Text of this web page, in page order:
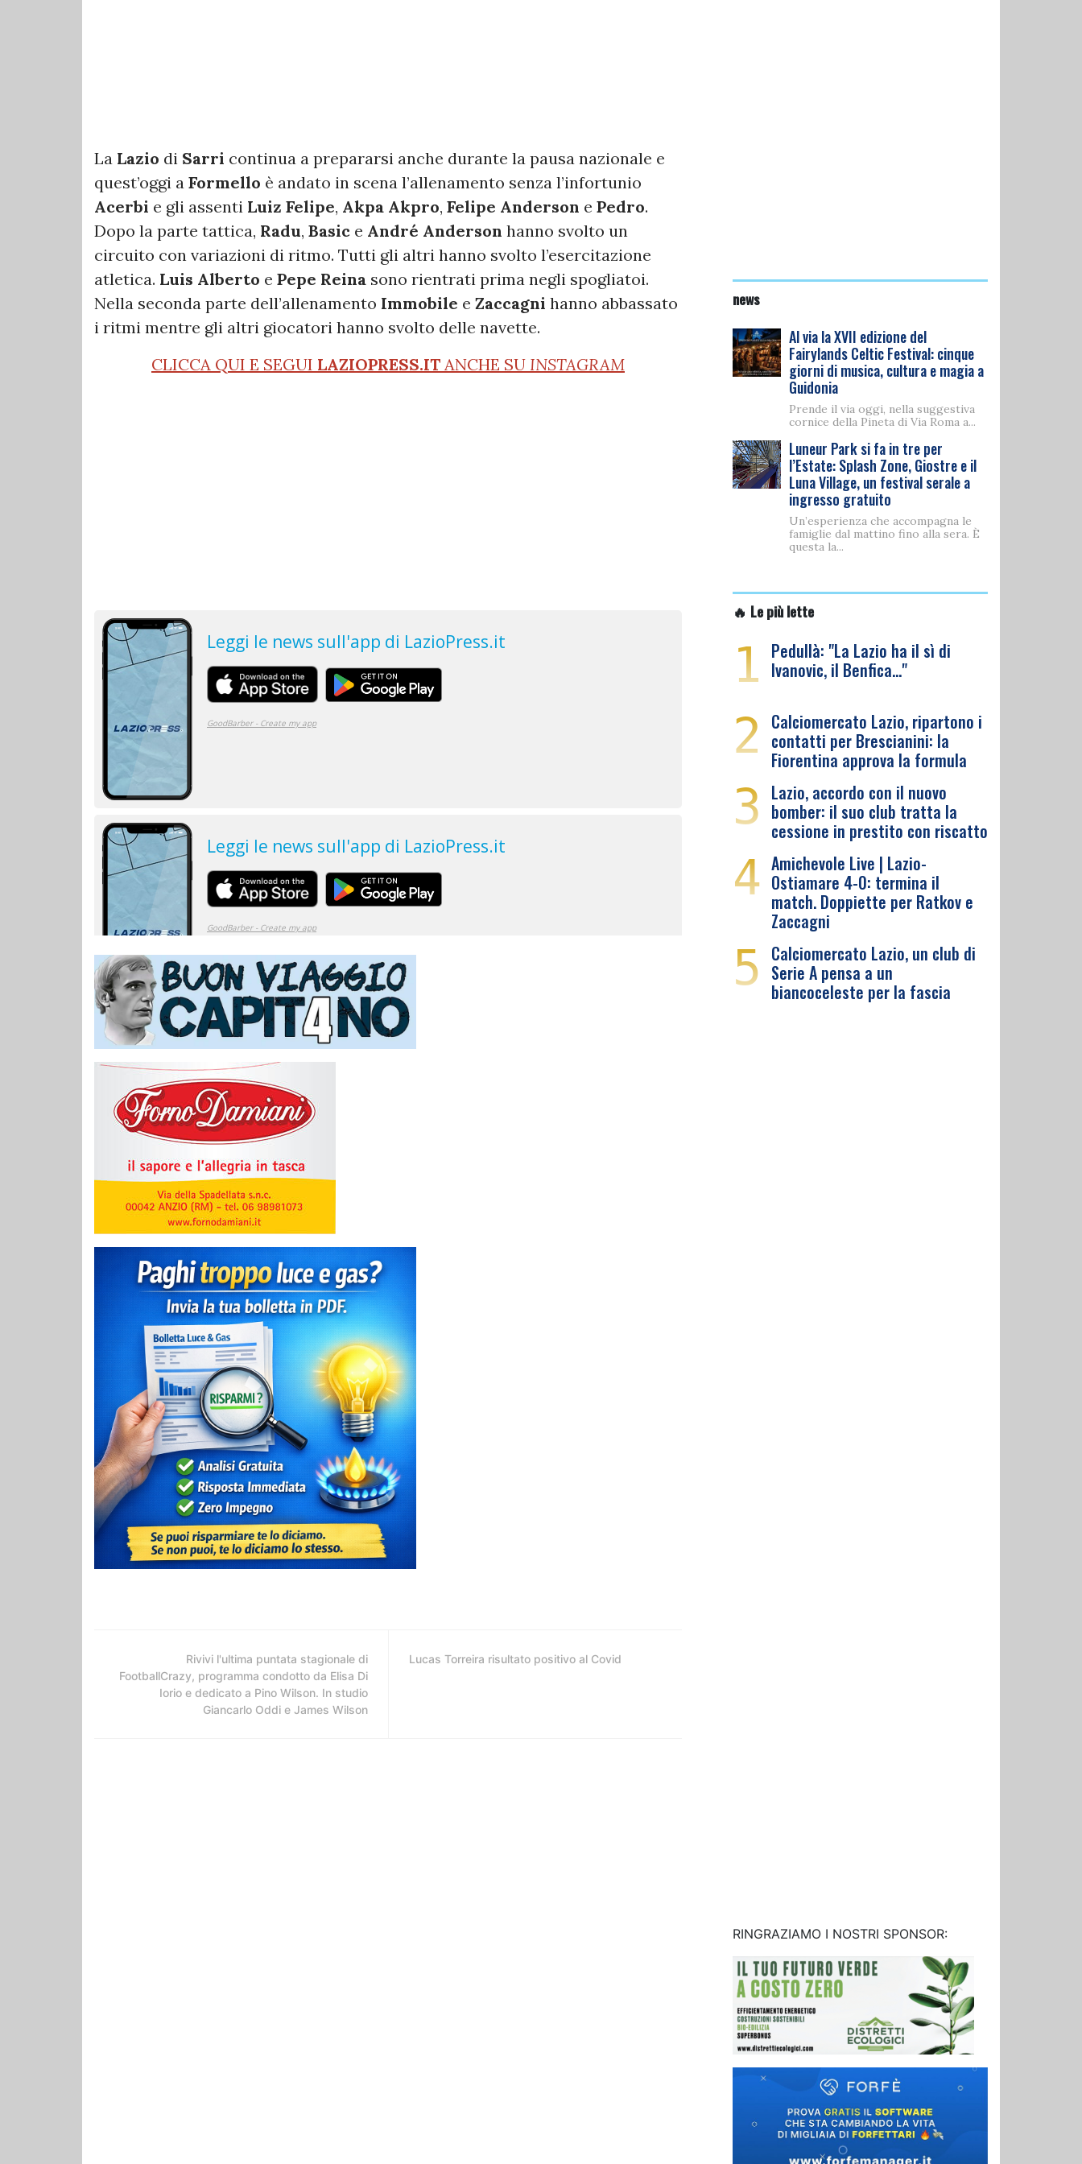
La Lazio di Sarri continua a prepararsi anche durante la pausa nazionale e
quest’oggi a Formello è andato in scena l’allenamento senza l’infortunio
Acerbi e gli assenti Luiz Felipe, Akpa Akpro, Felipe Anderson e Pedro.
Dopo la parte tattica, Radu, Basic e André Anderson hanno svolto un
circuito con variazioni di ritmo. Tutti gli altri hanno svolto l’esercitazione
atletica. Luis Alberto e Pepe Reina sono rientrati prima negli spogliatoi.
Nella seconda parte dell’allenamento Immobile e Zaccagni hanno abbassato
i ritmi mentre gli altri giocatori hanno svolto delle navette.
CLICCA QUI E SEGUI LAZIOPRESS.IT ANCHE SU INSTAGRAM
Rivivi l'ultima puntata stagionale di
FootballCrazy, programma condotto da Elisa Di
Iorio e dedicato a Pino Wilson. In studio
Giancarlo Oddi e James Wilson
Lucas Torreira risultato positivo al Covid
news
Al via la XVII edizione del
Fairylands Celtic Festival: cinque
giorni di musica, cultura e magia a
Guidonia
Prende il via oggi, nella suggestiva
cornice della Pineta di Via Roma a...
Luneur Park si fa in tre per
l’Estate: Splash Zone, Giostre e il
Luna Village, un festival serale a
ingresso gratuito
Un’esperienza che accompagna le
famiglie dal mattino fino alla sera. È
questa la...
🔥 Le più lette
1 Pedullà: "La Lazio ha il sì di
Ivanovic, il Benfica…"
2 Calciomercato Lazio, ripartono i
contatti per Brescianini: la
Fiorentina approva la formula
3 Lazio, accordo con il nuovo
bomber: il suo club tratta la
cessione in prestito con riscatto
4 Amichevole Live | Lazio-
Ostiamare 4-0: termina il
match. Doppiette per Ratkov e
Zaccagni
5 Calciomercato Lazio, un club di
Serie A pensa a un
biancoceleste per la fascia
RINGRAZIAMO I NOSTRI SPONSOR: